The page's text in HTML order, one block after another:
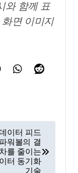
와 함께 표
면 이미지
이터 피드
워볼의 결
를 줄이는
터 동기화
기술